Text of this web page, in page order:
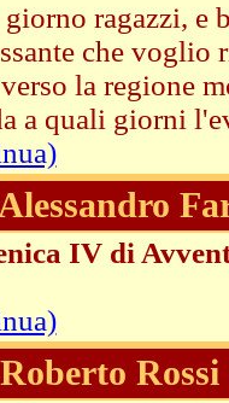
ragazzi, e
che voglio
la regione
a quali giorni
IV di
Rossi